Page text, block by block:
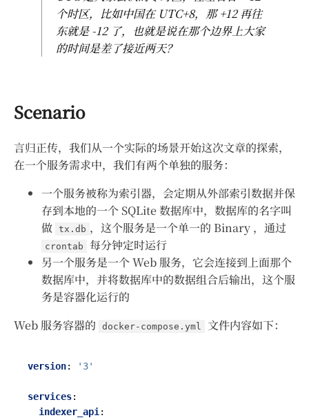
个时区，比如中国在 UTC+8，那 +12 再往
东就是 -12 了，也就是说在那个边界上大家
的时间是差了接近两天？
Scenario
言归正传，我们从一个实际的场景开始这次文章的探索，
在一个服务需求中，我们有两个单独的服务：
一个服务被称为索引器，会定期从外部索引数据并保
存到本地的一个 SQLite 数据库中，数据库的名字叫
做 tx.db ，这个服务是一个单一的 Binary ，通过
crontab
每分钟定时运行
另一个服务是一个 Web 服务，它会连接到上面那个
数据库中，并将数据库中的数据组合后输出，这个服
务是容器化运行的
Web 服务容器的
docker-compose.yml 文件内容如下：
version: '3'
services:
indexer_api :